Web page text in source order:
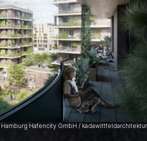
Hamburg Hafencity GmbH / kadawittfeldarchitektur